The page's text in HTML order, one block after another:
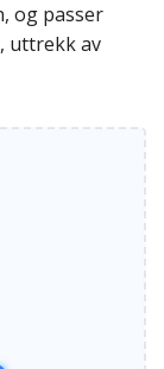
og passer
uttrekk av